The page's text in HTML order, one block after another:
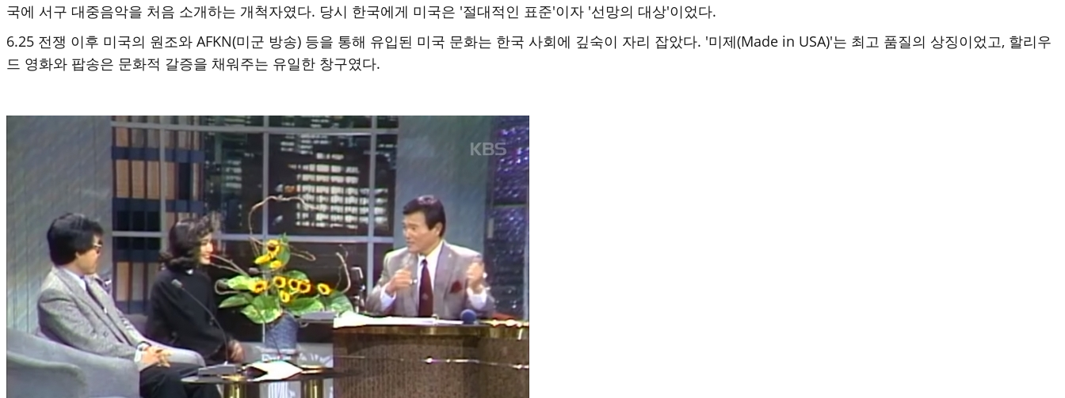
국에 서구 대중음악을 처음 소개하는 개척자였다. 당시 한국에게 미국은 '절대적인 표준'이자 '선망의 대상'이었다.
6.25 전쟁 이후 미국의 원조와 AFKN(미군 방송) 등을 통해 유입된 미국 문화는 한국 사회에 깊숙이 자리 잡았다. '미제(Made in USA)'는 최고 품질의 상징이었고, 할리우
드 영화와 팝송은 문화적 갈증을 채워주는 유일한 창구였다.